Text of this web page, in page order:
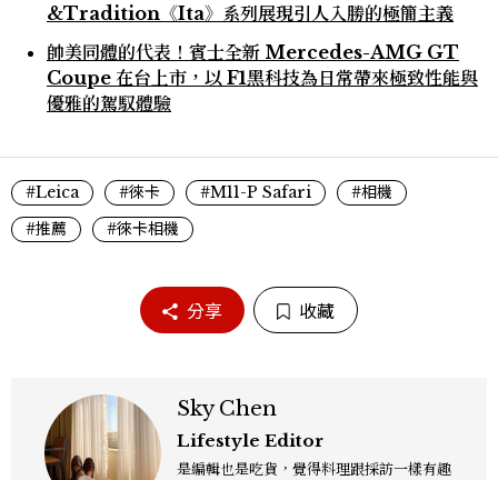
&Tradition《Ita》系列展現引人入勝的極簡主義
帥美同體的代表！賓士全新 Mercedes-AMG GT
Coupe 在台上市，以 F1黑科技為日常帶來極致性能與
優雅的駕馭體驗
#Leica #徠卡 #M11-P Safari
#相機
#推薦
#徠卡相機
分享 收藏
Sky Chen
Lifestyle Editor
是編輯也是吃貨，覺得料理跟採訪一樣有趣